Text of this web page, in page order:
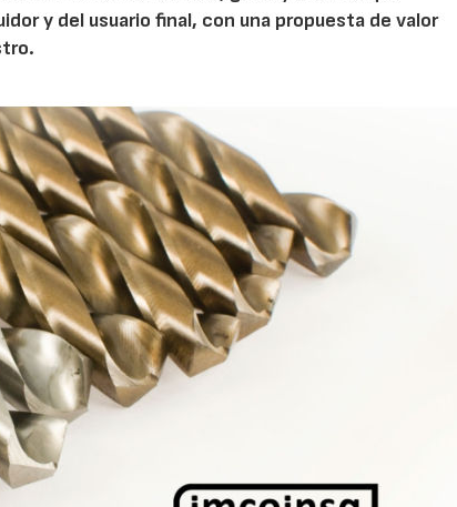
y del usuario final, con una propuesta de valor